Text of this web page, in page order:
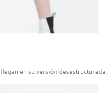
en su versión desestructurada.